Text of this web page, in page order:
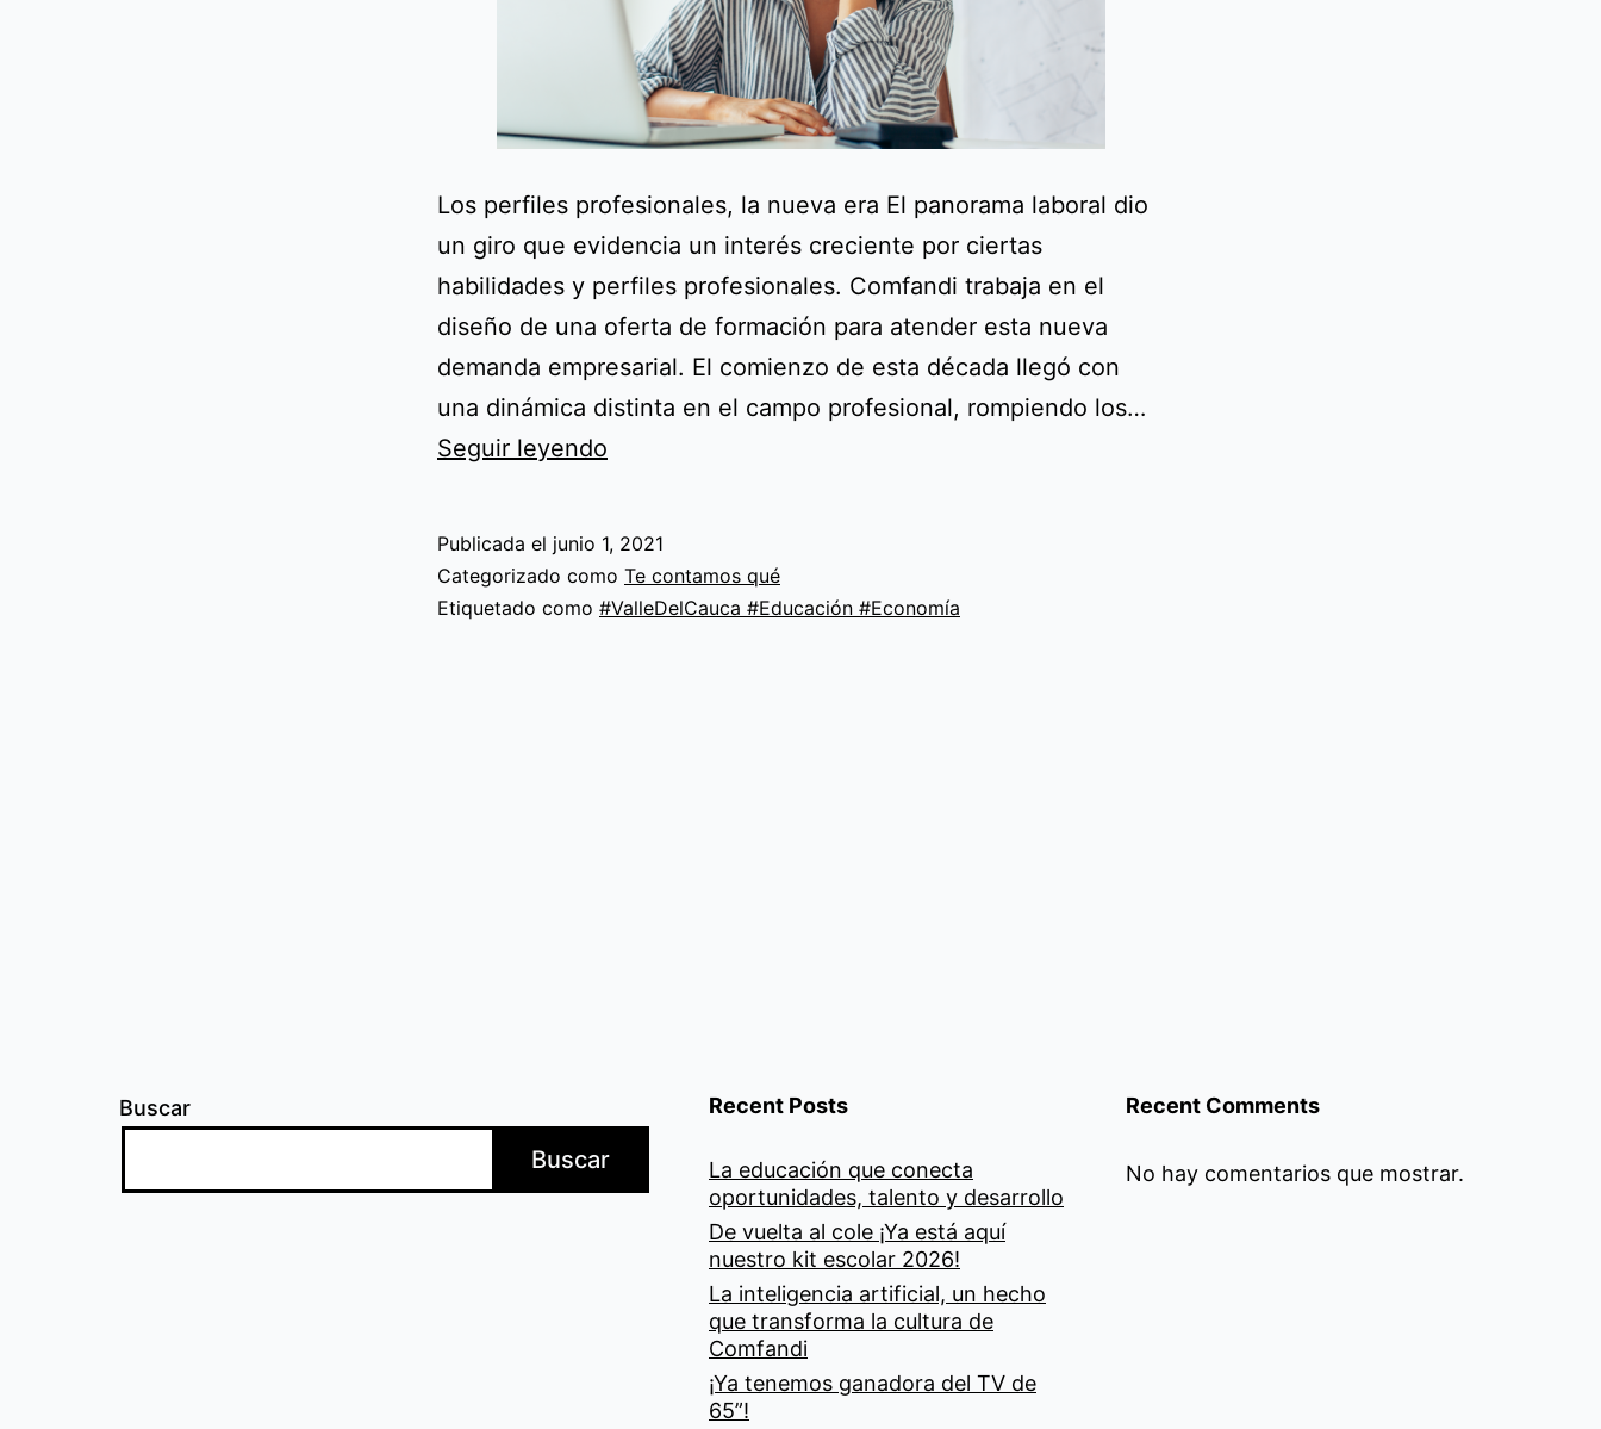
Los perfiles profesionales, la nueva era El panorama laboral dio
un giro que evidencia un interés creciente por ciertas
habilidades y perfiles profesionales. Comfandi trabaja en el
diseño de una oferta de formación para atender esta nueva
demanda empresarial. El comienzo de esta década llegó con
una dinámica distinta en el campo profesional, rompiendo los…
Seguir leyendo
la
nueva
Publicada el junio 1, 2021
Categorizado como Te contamos qué
Etiquetado como #ValleDelCauca #Educación #Economía
Buscar
Buscar
Recent Posts
La educación que conecta
oportunidades, talento y desarrollo
De vuelta al cole ¡Ya está aquí
nuestro kit escolar 2026!
La inteligencia artificial, un hecho
que transforma la cultura de
Comfandi
¡Ya tenemos ganadora del TV de
65”!
Recent Comments
No hay comentarios que mostrar.